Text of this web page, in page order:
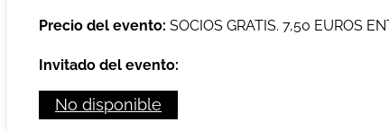
Precio del evento: SOCIOS GRATIS. 7,50 EUROS
Invitado del evento:
No disponible